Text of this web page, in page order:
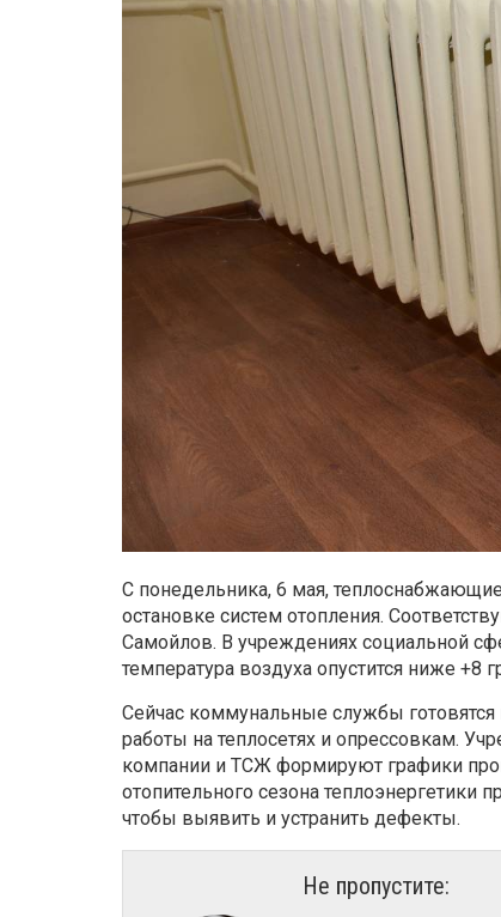
С понедельника, 6 мая,
остановке систем отопления.
Самойлов. В учреждениях социальной
температура воздуха опустится ниже +8
Сейчас коммунальные службы
работы на теплосетях и опрессовкам.
компании и ТСЖ формируют графики
отопительного сезона теплоэнергетики
чтобы выявить и устранить дефекты.
Не пропустите: